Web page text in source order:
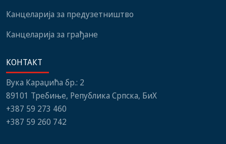
Канцеларија за предузетништво
Канцеларија за грађане
КОНТАКТ
Вука Караџића бр.: 2
89101 Требиње, Република Српска, БиХ
+387 59 273 460
+387 59 260 742